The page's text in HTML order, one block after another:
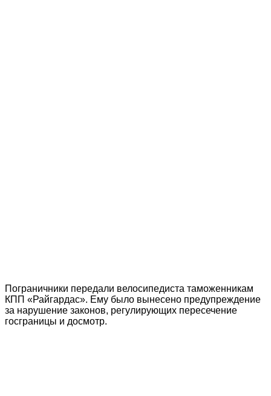
Пограничники передали велосипедиста таможенникам
КПП «Райгардас». Ему было вынесено предупреждение
за нарушение законов, регулирующих пересечение
госграницы и досмотр.